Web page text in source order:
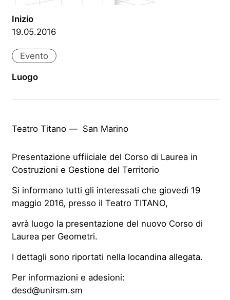
Inizio
19.05.2016
Evento
Luogo
Teatro Titano — San Marino
Presentazione uffiiciale del Corso di Laurea in
Costruzioni e Gestione del Territorio
Si informano tutti gli interessati che giovedì 19
maggio 2016, presso il Teatro TITANO,
avrà luogo la presentazione del nuovo Corso di
Laurea per Geometri.
I dettagli sono riportati nella locandina allegata.
Per informazioni e adesioni:
desd@unirsm.sm